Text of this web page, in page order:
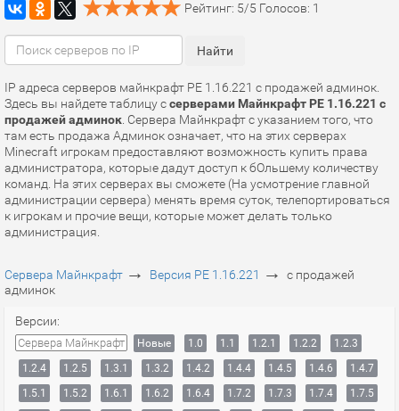
Рейтинг: 5/5 Голосов: 1
IP адреса серверов майнкрафт PE 1.16.221 с продажей админок.
Здесь вы найдете таблицу ссерверами Майнкрафт PE 1.16.221 с
продажей админок . Сервера Майнкрафт с указанием того, что
там есть продажа Админок означает, что на этих серверах
Minecraft игрокам предоставляют возможность купить права
администратора, которые дадут доступ к бОльшему количеству
команд. На этих серверах вы сможете (На усмотрение главной
администрации сервера) менять время суток, телепортироваться
к игрокам и прочие вещи, которые может делать только
администрация.
Сервера Майнкрафт → Версия PE 1.16.221 →
с продажей
админок
Версии:
Сервера Майнкрафт Новые 1.0 1.1 1.2.1 1.2.2
1.2.3
1.2.4
1.2.5 1.3.1 1.3.2 1.4.2 1.4.4 1.4.5 1.4.6
1.4.7
1.5.1
1.5.2 1.6.1 1.6.2 1.6.4 1.7.2 1.7.3 1.7.4
1.7.5